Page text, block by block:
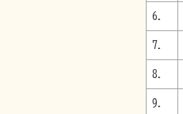
6.
7.
8.
9.